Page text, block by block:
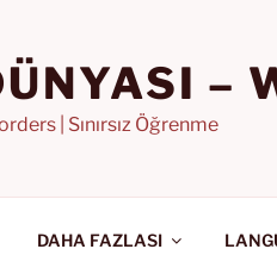
–
| Sınırsız Öğrenme
DAHA FAZLASI